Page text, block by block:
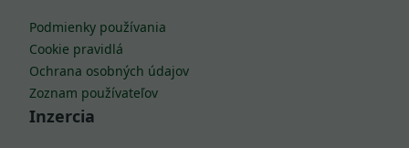
Podmienky používania
Cookie pravidlá
Ochrana osobných údajov
Zoznam používateľov
Inzercia